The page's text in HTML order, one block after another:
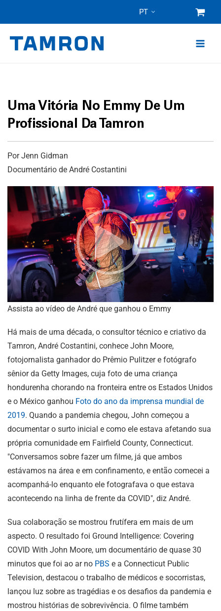
conteúdo
PT
Uma Vitória No Emmy De Um
Profissional Da Tamron
Por Jenn Gidman
Documentário de André Costantini
Assista ao vídeo de André que ganhou o Emmy
Há mais de uma década, o consultor técnico e criativo da
Tamron, André Costantini, conhece John Moore,
fotojornalista ganhador do Prêmio Pulitzer e fotógrafo
sênior da Getty Images, cuja foto de uma criança
hondurenha chorando na fronteira entre os Estados Unidos
e o México ganhou Foto do ano da imprensa mundial de
2019. Quando a pandemia chegou, John começou a
documentar o surto inicial e como ele estava afetando sua
própria comunidade em Fairfield County, Connecticut.
"Conversamos sobre fazer um filme, já que ambos
estávamos na área e em confinamento, e então comecei a
acompanhá-lo enquanto ele fotografava o que estava
acontecendo na linha de frente da COVID", diz André.
Sua colaboração se mostrou frutífera em mais de um
aspecto. O resultado foi Ground Intelligence: Covering
COVID With John Moore, um documentário de quase 30
minutos que foi ao ar no PBS e a Connecticut Public
Television, destacou o trabalho de médicos e socorristas,
lançou luz sobre as tragédias e os desafios da pandemia e
mostrou histórias de sobrevivência. O filme também